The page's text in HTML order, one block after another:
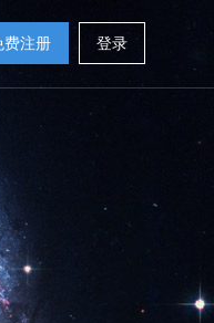
费注册 登录